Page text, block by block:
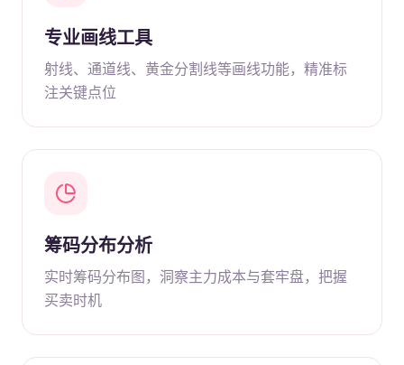
专业画线工具
射线、通道线、黄金分割线等画线功能，精准标
注关键点位
筹码分布分析
实时筹码分布图，洞察主力成本与套牢盘，把握
买卖时机